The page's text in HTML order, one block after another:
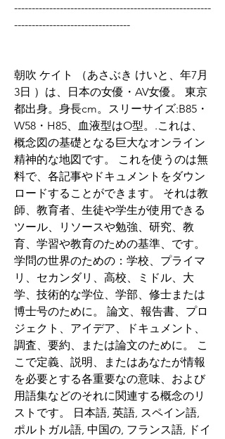
--------------------------------------------------------
---------------------------------
朝吹 ケイト （あさぶき けいと、年7月
3日 ）は、日本の女優・AV女優。 東京
都出身。身長cm。スリーサイズ:B85・
W58・H85、血液型はO型。.これは、
概念図の基礎となる巨大なオンライン
精神的な地図です。 これを使うのは無
料で、各記事やドキュメントをダウン
ロードすることができます。 それは教
師、教育者、生徒や学生が使用できる
ツール、リソースや勉強、研究、教
育、学習や教育のための基準、です。
学問の世界のための：学校、プライマ
リ、セカンダリ、高校、ミドル、大
学、技術的な学位、学部、修士または
博士号のために。 論文、報告書、プロ
ジェクト、アイデア、ドキュメント、
調査、要約、または論文のために。 こ
こで定義、説明、またはあなたが情報
を必要とする各重要なの意味、および
用語集などのそれに関連する概念のリ
ストです。 日本語, 英語, スペイン語,
ポルトガル語, 中国の, フランス語, ドイ